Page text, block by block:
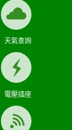
天氣查詢
電壓插座